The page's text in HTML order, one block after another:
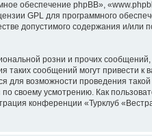
обеспечение phpBB»,
GPL для программного
допустимого содержания и/или
розни и прочих
таких сообщений могут привести
возможности проведения
своему усмотрению. Как
конференции «Турклуб